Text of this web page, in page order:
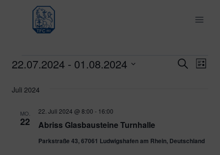
springen
Veranstaltungen SucheListe
22.07.2024 - 01.08.2024
wählen.
Juli 2024
MO.
22 Abriss Glasbausteine Turnhalle
22. Juli 2024 @ 8:00 - 16:00
Parkstraße 43, 67061 Ludwigshafen am Rhein, Deutschland